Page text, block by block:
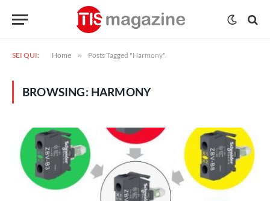
SEI QUI: Home » Posts Tagged "Harmony"
BROWSING: HARMONY